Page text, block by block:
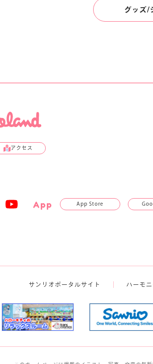
グッズ/
アクセス
App App Store
サンリオポータルサイト ハーモ